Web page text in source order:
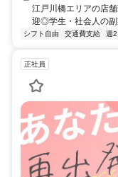
江戸川橋エリアの店
迎◎学生・社会人の
シフト自由 交通費支給 週
正社員